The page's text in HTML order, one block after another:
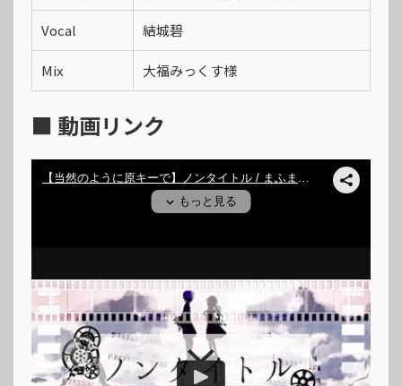
Vocal 結城碧
Mix 大福みっくす様
■ 動画リンク